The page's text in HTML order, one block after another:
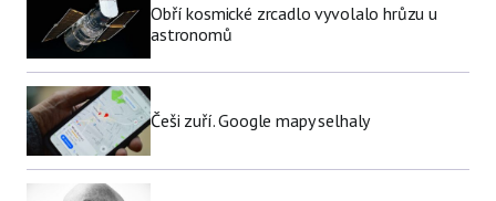
Obří kosmické zrcadlo vyvolalo hrůzu u
astronomů
Češi zuří. Google mapy selhaly